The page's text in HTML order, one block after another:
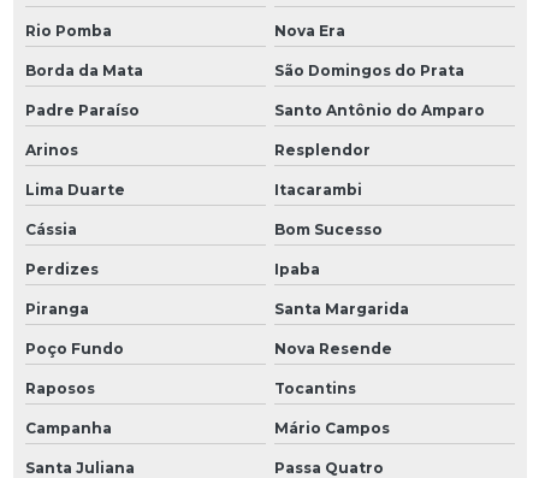
Rio Pomba Nova Era
Borda da Mata São Domingos do Prata
Padre Paraíso Santo Antônio do Amparo
Arinos Resplendor
Lima Duarte Itacarambi
Cássia Bom Sucesso
Perdizes Ipaba
Piranga Santa Margarida
Poço Fundo Nova Resende
Raposos Tocantins
Campanha Mário Campos
Santa Juliana Passa Quatro